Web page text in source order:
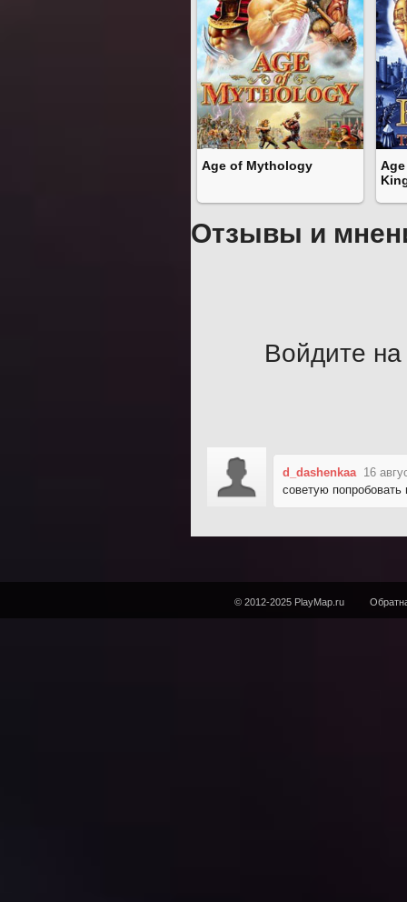
Age of Mythology
Отзывы и
Войдите на
d_dashenkaa 16
советую попробовать
© 2012-2025 PlayMap.ru